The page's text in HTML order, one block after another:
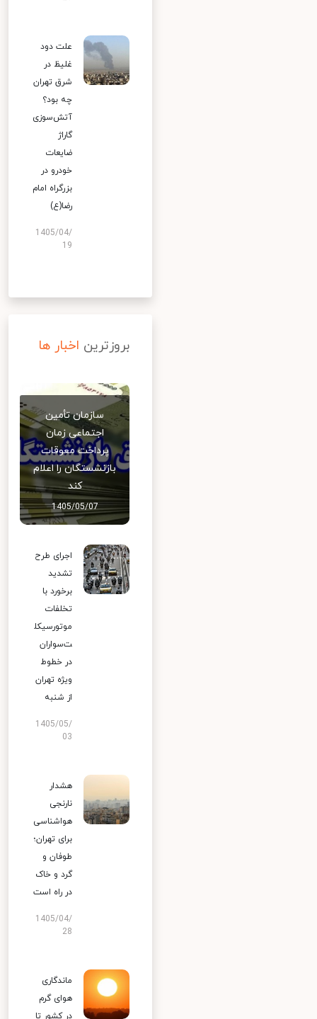
علت دود
غلیظ در
شرق تهران
چه بود؟
آتش‌سوزی
گاراژ
ضایعات
خودرو در
بزرگراه امام
رضا(ع)
1405/04/
19
بروزترین اخبار ها
سازمان تأمین
اجتماعی زمان
پرداخت معوقات
بازنشستگان را اعلام
کند
1405/05/07
اجرای طرح
تشدید
برخورد با
تخلفات
موتورسیکل
ت‌سواران
در خطوط
ویژه تهران
از شنبه
1405/05/
03
هشدار
نارنجی
هواشناسی
برای تهران؛
طوفان و
گرد و خاک
در راه است
1405/04/
28
ماندگاری
هوای گرم
در کشور تا